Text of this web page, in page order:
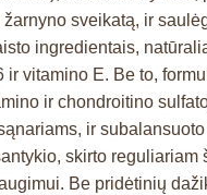
žarnyno sveikatą, ir
ingredientais,
ir vitamino E. Be to,
ir chondroitino
ir
skirto reguliariam
Be pridėtinių